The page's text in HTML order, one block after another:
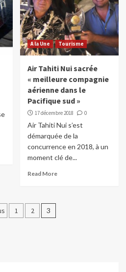
A la Une Tourisme
Air Tahiti Nui sacrée
« meilleure compagnie
aérienne dans le
Pacifique sud »
17 décembre 2018 0
Air Tahiti Nui s’est
démarquée de la
concurrence en 2018, à un
moment clé de...
Read More
1 2 3